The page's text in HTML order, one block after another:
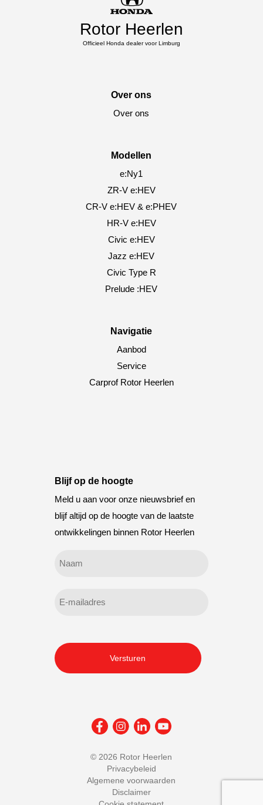
Rotor Heerlen
Officieel Honda dealer voor Limburg
Over ons
Over ons
Modellen
e:Ny1
ZR-V e:HEV
CR-V e:HEV & e:PHEV
HR-V e:HEV
Civic e:HEV
Jazz e:HEV
Civic Type R
Prelude :HEV
Navigatie
Aanbod
Service
Carprof Rotor Heerlen
Blijf op de hoogte
Meld u aan voor onze nieuwsbrief en
blijf altijd op de hoogte van de laatste
ontwikkelingen binnen Rotor Heerlen
© 2026 Rotor Heerlen
Privacybeleid
Algemene voorwaarden
Disclaimer